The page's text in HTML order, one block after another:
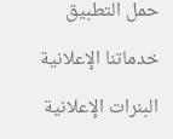
الرياض
حمل التطبيق
خدماتنا الإعلانية
البنرات الإعلانية